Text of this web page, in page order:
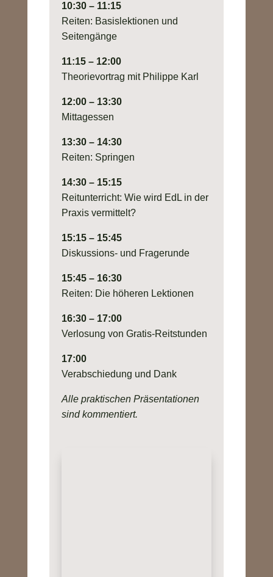
10:30 – 11:15
Reiten: Basislektionen und
Seitengänge
11:15 – 12:00
Theorievortrag mit Philippe Karl
12:00 – 13:30
Mittagessen
13:30 – 14:30
Reiten: Springen
14:30 – 15:15
Reitunterricht: Wie wird EdL in der
Praxis vermittelt?
15:15 – 15:45
Diskussions- und Fragerunde
15:45 – 16:30
Reiten: Die höheren Lektionen
16:30 – 17:00
Verlosung von Gratis-Reitstunden
17:00
Verabschiedung und Dank
Alle praktischen Präsentationen
sind kommentiert.